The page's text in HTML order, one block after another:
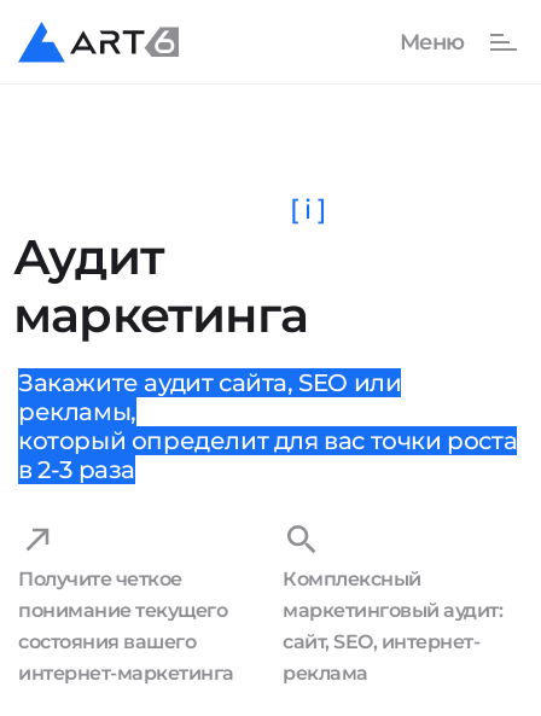
Аудит
маркетинга
[ i ]
Закажите аудит сайта, SEO или
рекламы,
который определит для вас точки роста
в 2-3 раза
Получите четкое
понимание текущего
состояния вашего
интернет-маркетинга
Комплексный
маркетинговый аудит:
сайт, SEO, интернет-
реклама